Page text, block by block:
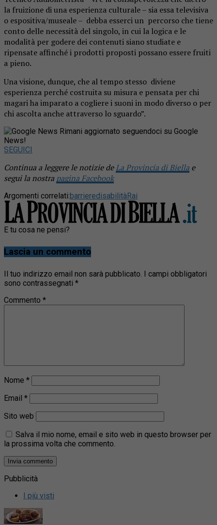
la fruizione di una esperienza culturale – sia essa televisiva
o espositiva/museale – debba esserci un percorso che tiene
conto delle necessità del singolo, in cui la logica e le
modalità per godere dei contenuti siano studiate e
ripensate affinché i prodotti proposti possano essere fruiti
a pieno.
Una visione, dunque, che al tempo stesso diviene
esperienza perché costruita su misura e pensata per chi
magari ha imparato a cogliere i suoni in modo diverso o per
chi ascolta anche attraverso lo sguardo”.​
Rimani aggiornato seguendoci su Google
News!
SEGUICI
Continua a leggere le notizie deLa Provincia di Biella e
segui la nostra pagina Facebook
Argomenti correlati:barrieredisabilitàRai
E tu cosa ne pensi?
Lascia un commento
Il tuo indirizzo email non sarà pubblicato. I campi obbligatori
sono contrassegnati *
Commento *
Nome *
Email *
Sito web
Salva il mio nome, email e sito web in questo browser per
la prossima volta che commento.
Pubblicità
I più visti